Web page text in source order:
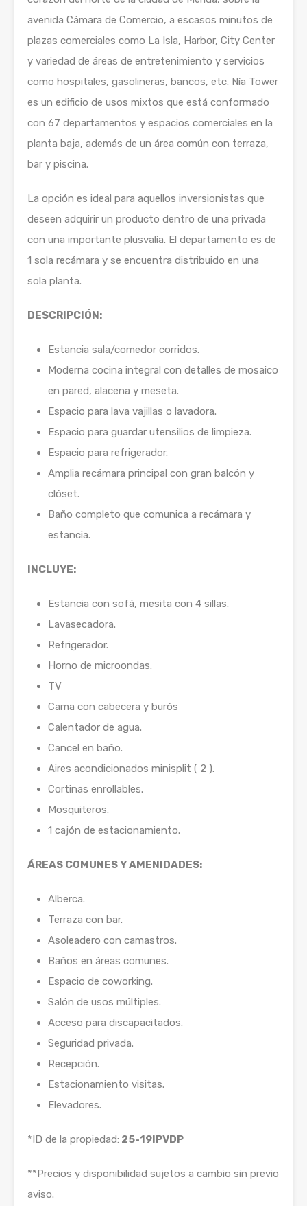
avenida Cámara de Comercio, a escasos minutos de
plazas comerciales como La Isla, Harbor, City Center
y variedad de áreas de entretenimiento y servicios
como hospitales, gasolineras, bancos, etc. Nía Tower
es un edificio de usos mixtos que está conformado
con 67 departamentos y espacios comerciales en la
planta baja, además de un área común con terraza,
bar y piscina.
La opción es ideal para aquellos inversionistas que
deseen adquirir un producto dentro de una privada
con una importante plusvalía. El departamento es de
1 sola recámara y se encuentra distribuido en una
sola planta.
DESCRIPCIÓN:
Estancia sala/comedor corridos.
Moderna cocina integral con detalles de mosaico
en pared, alacena y meseta.
Espacio para lava vajillas o lavadora.
Espacio para guardar utensilios de limpieza.
Espacio para refrigerador.
Amplia recámara principal con gran balcón y
clóset.
Baño completo que comunica a recámara y
estancia.
INCLUYE:
Estancia con sofá, mesita con 4 sillas.
Lavasecadora.
Refrigerador.
Horno de microondas.
TV
Cama con cabecera y burós
Calentador de agua.
Cancel en baño.
Aires acondicionados minisplit ( 2 ).
Cortinas enrollables.
Mosquiteros.
1 cajón de estacionamiento.
ÁREAS COMUNES Y AMENIDADES:
Alberca.
Terraza con bar.
Asoleadero con camastros.
Baños en áreas comunes.
Espacio de coworking.
Salón de usos múltiples.
Acceso para discapacitados.
Seguridad privada.
Recepción.
Estacionamiento visitas.
Elevadores.
*ID de la propiedad: 25-19IPVDP
**Precios y disponibilidad sujetos a cambio sin previo
aviso.